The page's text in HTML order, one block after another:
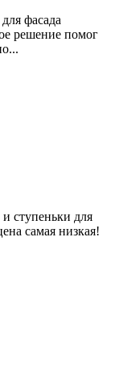
фасада
решение помог
и ступеньки для
самая низкая!